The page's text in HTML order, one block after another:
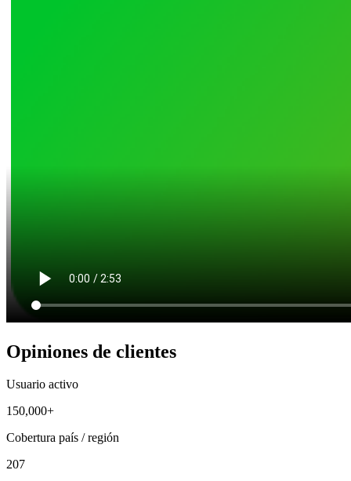
Opiniones de clientes
Usuario activo
150,000+
Cobertura país / región
207